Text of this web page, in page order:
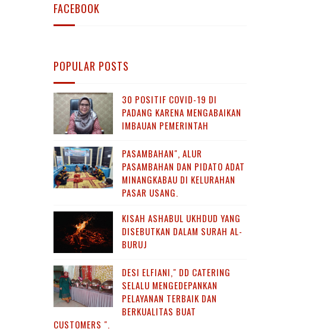
FACEBOOK
POPULAR POSTS
30 POSITIF COVID-19 DI
PADANG KARENA MENGABAIKAN
IMBAUAN PEMERINTAH
PASAMBAHAN", ALUR
PASAMBAHAN DAN PIDATO ADAT
MINANGKABAU DI KELURAHAN
PASAR USANG.
KISAH ASHABUL UKHDUD YANG
DISEBUTKAN DALAM SURAH AL-
BURUJ
DESI ELFIANI," DD CATERING
SELALU MENGEDEPANKAN
PELAYANAN TERBAIK DAN
BERKUALITAS BUAT
CUSTOMERS ".